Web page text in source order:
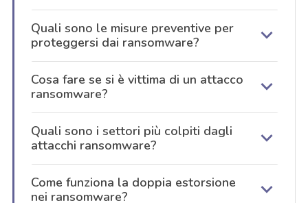
Quali sono le misure preventive per
proteggersi dai ransomware?
Cosa fare se si è vittima di un attacco
ransomware?
Quali sono i settori più colpiti dagli
attacchi ransomware?
Come funziona la doppia estorsione
nei ransomware?